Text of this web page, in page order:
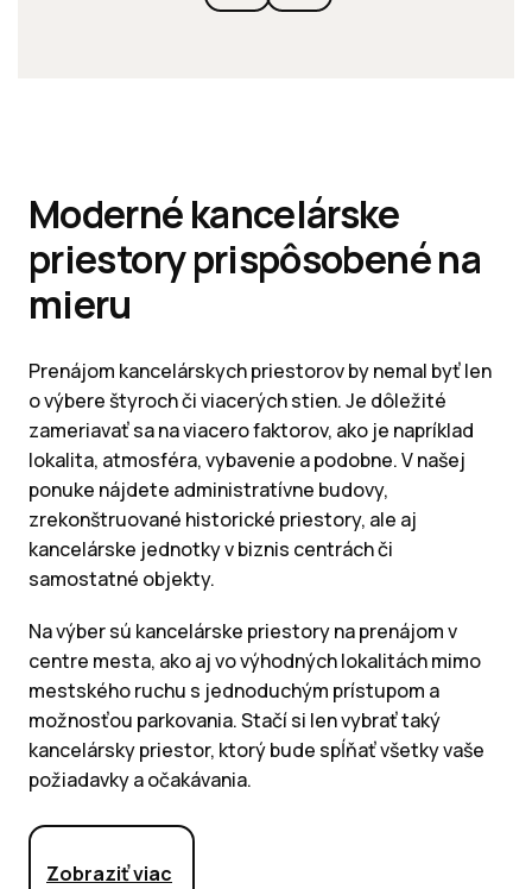
Moderné kancelárske
priestory prispôsobené na
mieru
Prenájom kancelárskych priestorov by nemal byť len
o výbere štyroch či viacerých stien. Je dôležité
zameriavať sa na viacero faktorov, ako je napríklad
lokalita, atmosféra, vybavenie a podobne. V našej
ponuke nájdete administratívne budovy,
zrekonštruované historické priestory, ale aj
kancelárske jednotky v biznis centrách či
samostatné objekty.
Na výber sú kancelárske priestory na prenájom v
centre mesta, ako aj vo výhodných lokalitách mimo
mestského ruchu s jednoduchým prístupom a
možnosťou parkovania. Stačí si len vybrať taký
kancelársky priestor, ktorý bude spĺňať všetky vaše
požiadavky a očakávania.
Zobraziť viac